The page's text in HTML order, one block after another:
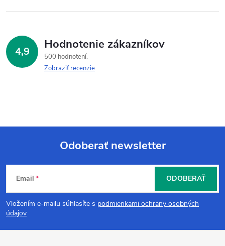
4,9 Hodnotenie zákazníkov
500 hodnotení
Zobraziť recenzie
Z
á
p
Odoberať newsletter
Email
Vložením e-mailu súhlasíte s podmienkami ochrany osobných
údajov
ODOBERAŤ